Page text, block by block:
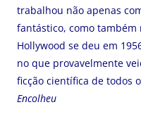
trabalhou não apenas
fantástico, como também
Hollywood se deu em
no que provavelmente
ficção científica de todos
Encolheu